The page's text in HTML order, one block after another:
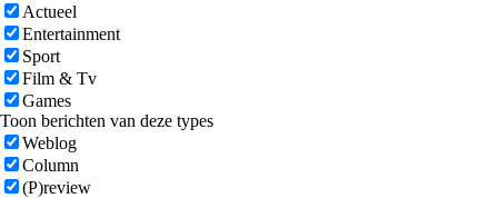
Actueel
Entertainment
Sport
Film & Tv
Games
Toon berichten van deze types
Weblog
Column
(P)review